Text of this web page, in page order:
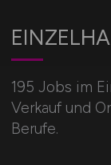
195 Jobs im
Verkauf und
Berufe.